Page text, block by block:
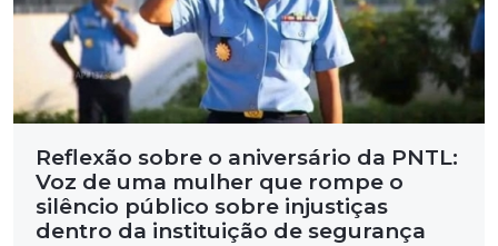
Reflexão sobre o aniversário da PNTL:
Voz de uma mulher que rompe o
silêncio público sobre injustiças
dentro da instituição de segurança